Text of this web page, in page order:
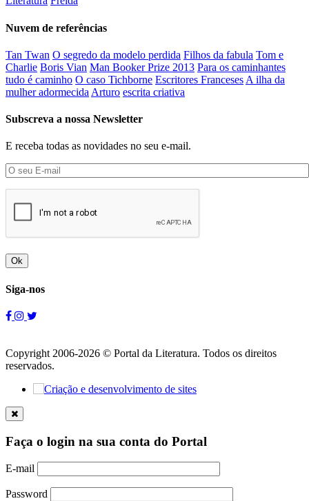
Nuvem de referências
Tan Twan O segredo da modelo perdida Filhos da fabula Tom e
Charlie Boris Vian Man Booker Prize 2013 Para os caminhantes
tudo é caminho O caso Tichborne Escritores Franceses A ilha da
mulher adormecida Arturo escrita criativa
Subscreva a nossa Newsletter
E receba todas as novidades no seu e-mail.
Ok
Siga-nos
Copyright 2006-2026 © Portal da Literatura. Todos os direitos
reservados.
Faça o login na sua conta do Portal
E-mail
Password